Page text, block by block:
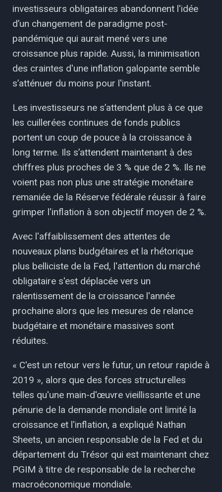
investisseurs obligataires abandonnent l'idée
d’un changement de paradigme post-
pandémique qui aurait mené vers une
croissance plus rapide. Aussi, la minimisation
des craintes d'une inflation galopante semble
s’atténuer du moins pour l'instant.
Les investisseurs ne s’attendent plus à ce que
les cuillerées continues de fonds publics
portent un coup de pouce à la croissance à
long terme. Ils s’attendent maintenant à des
chiffres plus proches de 3 % que de 2 %. Ils ne
voient pas non plus une stratégie monétaire
remaniée de la Réserve fédérale réussir à faire
grimper l'inflation à son objectif moyen de 2 %.
Avec l'affaiblissement des attentes de
nouveaux plans budgétaires et la rhétorique
plus belliciste de la Fed, l'attention du marché
obligataire s'est déplacée vers un
ralentissement de la croissance l'année
prochaine alors que les mesures de relance
budgétaire et monétaire massives sont
réduites.
« C'est un retour vers le futur, un retour rapide à
2019 », alors que des forces structurelles
telles qu'une main-d'œuvre vieillissante et une
pénurie de la demande mondiale ont limité la
croissance et l'inflation, a expliqué Nathan
Sheets, un ancien responsable de la Fed et du
département du Trésor qui est maintenant chez
PGIM à titre de responsable de la recherche
macroéconomique mondiale.